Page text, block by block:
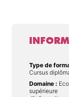
Type de
Cursus
Domaine :
supérieure